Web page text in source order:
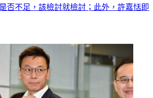
否不足，該檢討就檢討；此外，許嘉恬即